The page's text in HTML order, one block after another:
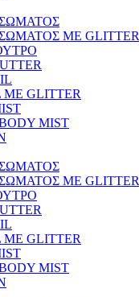
ΜΕ GLITTER
ΜΕ GLITTER
MIST
ΜΕ GLITTER
ΜΕ GLITTER
MIST